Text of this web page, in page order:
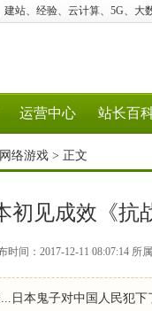
建站、经验、云计算、5G、大
运营中心 站长百
网络游戏 > 正文
初见成效《抗
时间：2017-12-11 08:07:14
日本鬼子对中国人民犯